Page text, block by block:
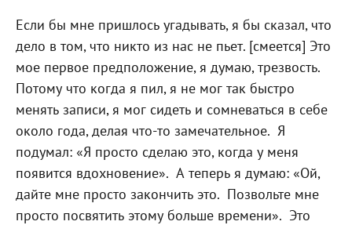
Если бы мне пришлось угадывать, я бы сказал, что
дело в том, что никто из нас не пьет. [смеется] Это
мое первое предположение, я думаю, трезвость.
Потому что когда я пил, я не мог так быстро
менять записи, я мог сидеть и сомневаться в себе
около года, делая что-то замечательное. Я
подумал: «Я просто сделаю это, когда у меня
появится вдохновение». А теперь я думаю: «Ой,
дайте мне просто закончить это. Позвольте мне
просто посвятить этому больше времени». Это